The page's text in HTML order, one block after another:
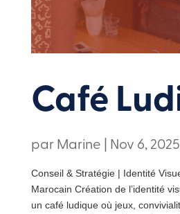
Café
parMarine | Nov 6, 2025
Conseil & Stratégie | Identité
Marocain Création de l’identité
un café ludique où jeux,